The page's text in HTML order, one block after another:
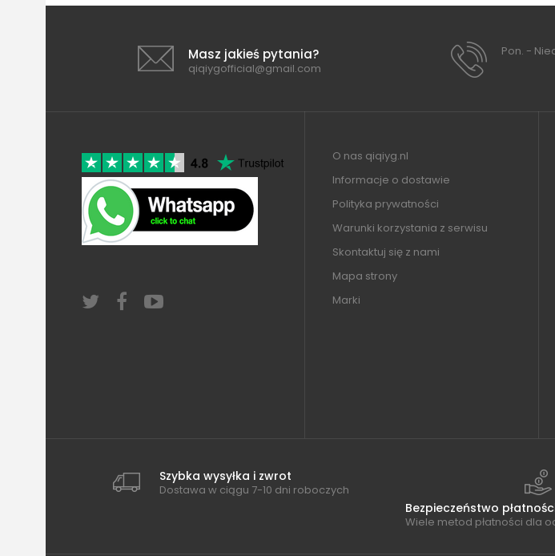
Masz jakieś pytania?
qiqiygofficial@gmail.com
Pon. -
O nas qiqiyg.nl
Informacje o dostawie
Polityka prywatności
Warunki korzystania z serwisu
Skontaktuj się z nami
Mapa strony
Marki
Szybka wysyłka i zwrot
Dostawa w ciągu 7-10 dni roboczych
Bezpieczeństwo
Wiele metod płatności dla